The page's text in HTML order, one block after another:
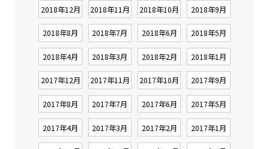
2018年12月 2018年11月 2018年10月 2018年9月
2018年8月 2018年7月 2018年6月 2018年5月
2018年4月 2018年3月 2018年2月 2018年1月
2017年12月 2017年11月 2017年10月 2017年9月
2017年8月 2017年7月 2017年6月 2017年5月
2017年4月 2017年3月 2017年2月 2017年1月